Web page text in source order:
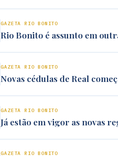
GAZETA RIO BONITO
Rio Bonito é assunto em
GAZETA RIO BONITO
Novas cédulas de Real
GAZETA RIO BONITO
Já estão em vigor as novas
GAZETA RIO BONITO